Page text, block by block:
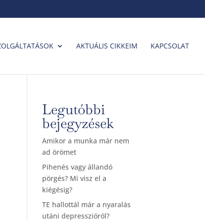
AKTUÁLIS CIKKEIM KAPCSOLAT
Legutóbbi
bejegyzések
Amikor a munka már nem
ad örömet
Pihenés vagy állandó
pörgés? Mi visz el a
kiégésig?
TE hallottál már a nyaralás
utáni depresszióról?